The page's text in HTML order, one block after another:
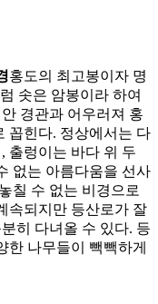
홍도의 최고봉이자 명
솟은 암봉이라 하여
경관과 어우러져 홍
꼽힌다. 정상에서는 다
출렁이는 바다 위 두
없는 아름다움을 선사
칠 수 없는 비경으로
속되지만 등산로가 잘
히 다녀올 수 있다. 등
한 나무들이 빽빽하게